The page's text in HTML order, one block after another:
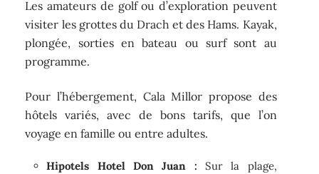
Les amateurs de golf ou d’exploration peuvent
visiter les grottes du Drach et des Hams. Kayak,
plongée, sorties en bateau ou surf sont au
programme.
Pour l’hébergement, Cala Millor propose des
hôtels variés, avec de bons tarifs, que l’on
voyage en famille ou entre adultes.
Hipotels Hotel Don Juan : Sur la plage,